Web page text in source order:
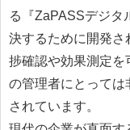
る『ZaPASSデジタ
決するために開発さ
捗確認や効果測定を
の管理者にとっては
されています。